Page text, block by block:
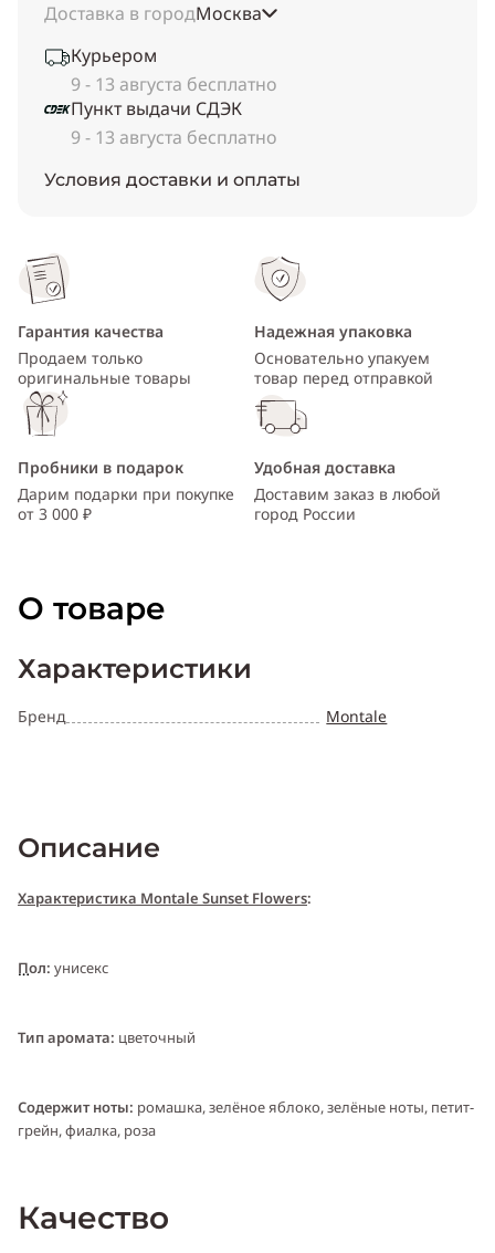
Доставка в городМосква
Курьером
9 - 13 августа бесплатно
Пункт выдачи СДЭК
9 - 13 августа бесплатно
Условия доставки и оплаты
Гарантия качества
Продаем только
оригинальные товары
Надежная упаковка
Основательно упакуем
товар перед отправкой
Пробники в подарок
Дарим подарки при покупке
от 3 000 ₽
Удобная доставка
Доставим заказ в любой
город России
О товаре
Характеристики
Бренд Montale
Описание
Характеристика Montale Sunset Flowers:
Пол: унисекс
Тип аромата: цветочный
Cодержит ноты: ромашка, зелёное яблоко, зелёные ноты, петит-
грейн, фиалка, роза
Качество